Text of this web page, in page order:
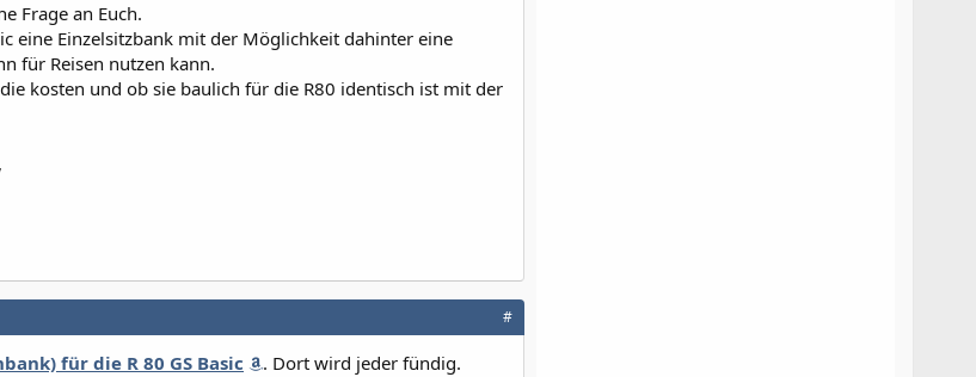
Frage an Euch.
eine Einzelsitzbank mit der Möglichkeit dahinter eine
für Reisen nutzen kann.
kosten und ob sie baulich für die R80 identisch ist mit der
#
für die R 80 GS Basic . Dort wird jeder fündig.